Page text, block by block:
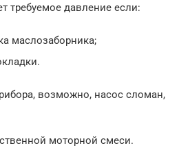
требуемое давление если:
маслозаборника;
возможно, насос сломан,
моторной смеси.